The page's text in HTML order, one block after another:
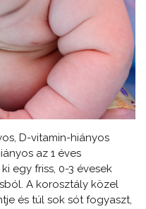
D-vitamin-hiányos
az 1 éves
egy friss, 0-3 évesek
A korosztály közel
és túl sok sót fogyaszt,